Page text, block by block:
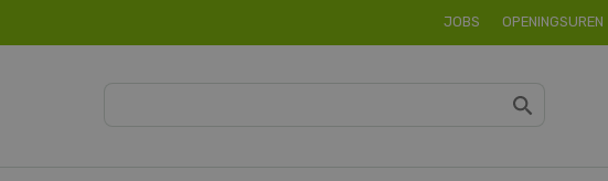
JOBS OPENINGSUREN